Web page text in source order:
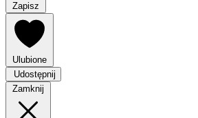
Zapisz
Ulubione
Udostępnij
Zamknij